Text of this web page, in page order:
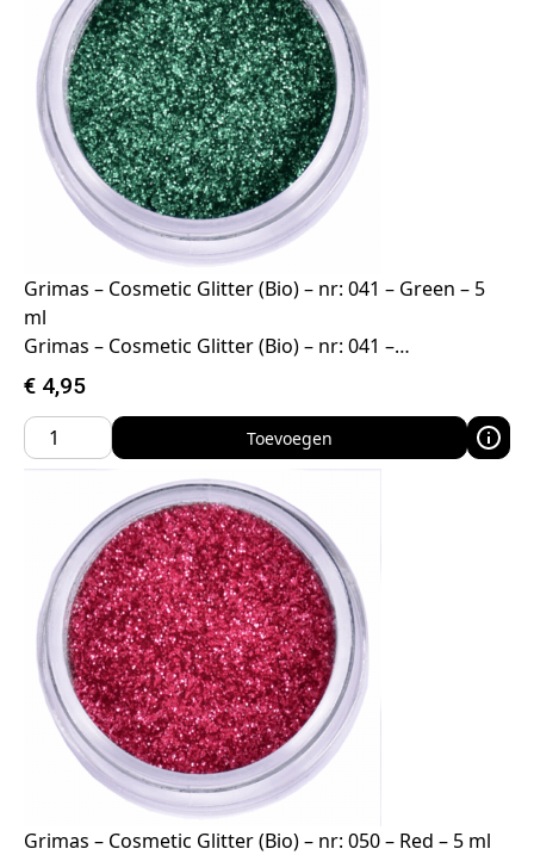
Grimas – Cosmetic Glitter (Bio) – nr: 041 – Green – 5
ml
Grimas – Cosmetic Glitter (Bio) – nr: 041 –…
€ 4,95
Toevoegen
Grimas – Cosmetic Glitter (Bio) – nr: 050 – Red – 5 ml